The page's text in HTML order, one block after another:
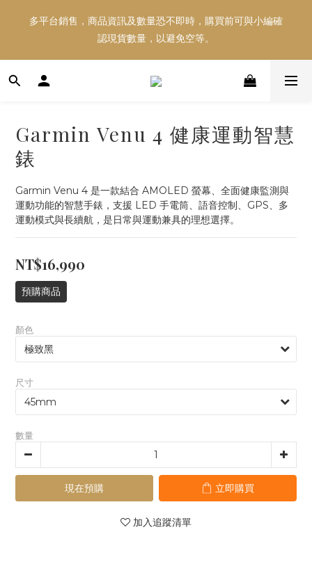
多平台銷售，商品資訊及數量恐不即時，購買前可與小編確
認現貨數量，以避免空等。
多平台銷售，商品資訊及數量恐不即時，購買前可與小編確
認現貨數量，以避免空等。
好東西跟好朋友分享～推薦好友一同享100元購物金！！！
多平台銷售，商品資訊及數量恐不即時，購買前可與小編確
Garmin Venu 4 健康運動智慧
錶
Garmin Venu 4 是一款結合 AMOLED 螢幕、全面健康監測與
運動功能的智慧手錶，支援 LED 手電筒、語音控制、GPS、多
運動模式與長續航，是日常與運動兼具的理想選擇。
NT$16,990
預購商品
顏色
尺寸
數量
現在預購 立即購買
加入追蹤清單